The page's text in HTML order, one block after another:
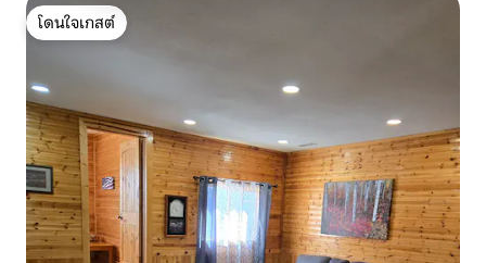
โดนใจเกสต์
โดนใจเกสต์